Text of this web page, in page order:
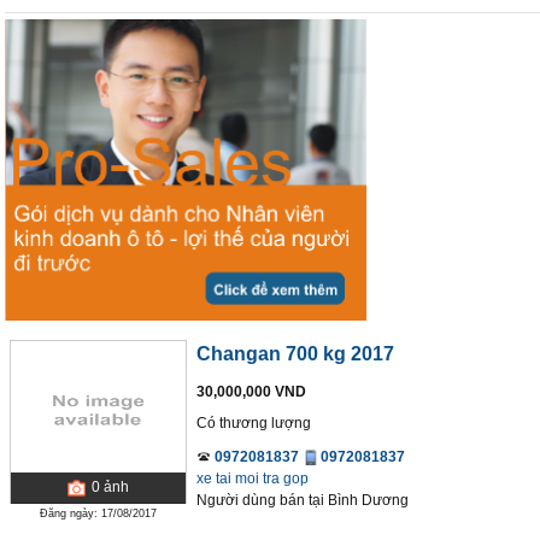
0 ảnh
Đăng ngày: 17/08/2017
Changan 700 kg 2017
30,000,000 VND
Có thương lượng
0972081837
0972081837
xe tai moi tra gop
Người dùng bán tại Bình Dương